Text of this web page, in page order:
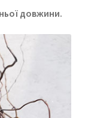
довжини.